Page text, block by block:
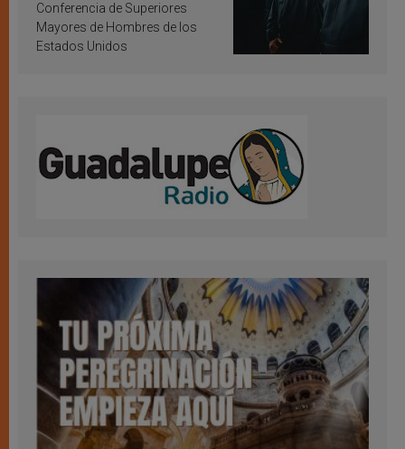
Conferencia de Superiores
Mayores de Hombres de los
Estados Unidos